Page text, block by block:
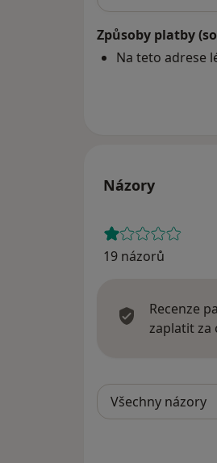
Způsoby platby
Na teto adrese
Názory
19 názorů
Recenze
zaplatit za